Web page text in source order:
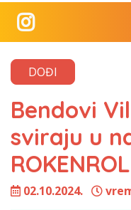
DOĐI
Bendovi
sviraju u
02.10.2024.